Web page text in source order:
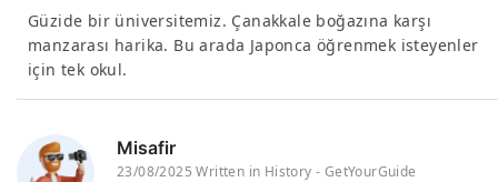
Güzide bir üniversitemiz. Çanakkale boğazına karşı
manzarası harika. Bu arada Japonca öğrenmek isteyenler
için tek okul.
Misafir
23/08/2025 Written in History - GetYourGuide